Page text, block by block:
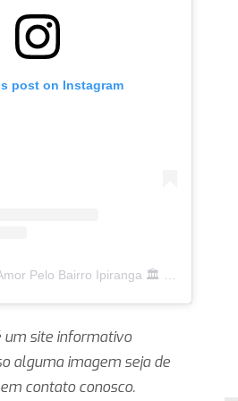
post on Instagram
um site informativo
alguma imagem seja de
contato conosco.